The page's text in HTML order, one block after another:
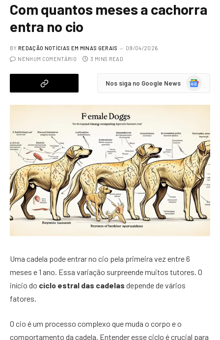
Com quantos meses a cachorra
entra no cio
BY REDAÇÃO NOTÍCIAS EM MINAS GERAIS
09/04/2026
NENHUM COMENTÁRIO
3 MINS READ
Nos siga no Google News
Google
Uma cadela pode entrar no cio pela primeira vez entre 6
meses e 1 ano. Essa variação surpreende muitos tutores. O
início do ciclo estral das cadelas depende de vários
fatores.
O cio é um processo complexo que muda o corpo e o
comportamento da cadela. Entender esse ciclo é crucial para